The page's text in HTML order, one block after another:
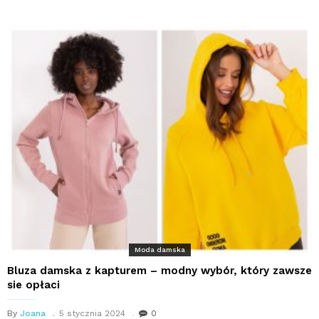
Moda damska
Bluza damska z kapturem – modny wybór, który zawsze
sie opłaci
By Joana 5 stycznia 2024 0